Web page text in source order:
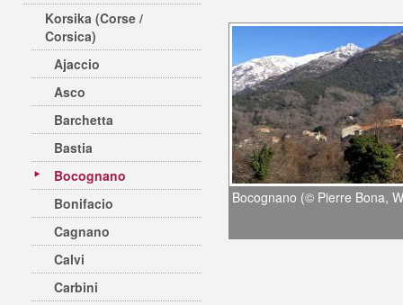
Korsika (Corse /
Corsica)
Ajaccio
Asco
Barchetta
Bastia
Bocognano
Bonifacio
Cagnano
Calvi
Carbini
Bocognano (© Pierre Bona,